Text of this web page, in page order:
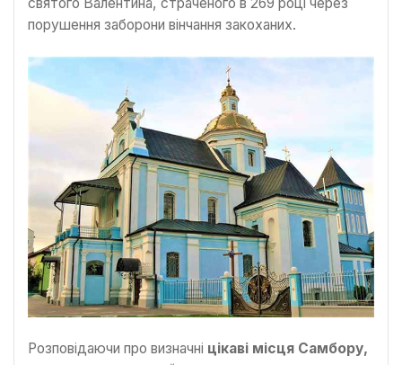
порушення заборони вінчання закоханих.
Розповідаючи про визначні цікаві місця Самбору,